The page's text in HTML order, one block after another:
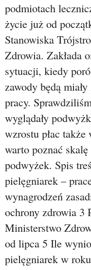
podmiotach
życie już od
Stanowiska
Zdrowia. Zakłada
sytuacji, kiedy
zawody będą
pracy.
wyglądały
wzrostu płac
warto poznać
podwyżek. Spis
pielęgniarek –
wynagrodzeń
ochrony zdrowia 3
Ministerstwo
od lipca 5 Ile
pielęgniarek w